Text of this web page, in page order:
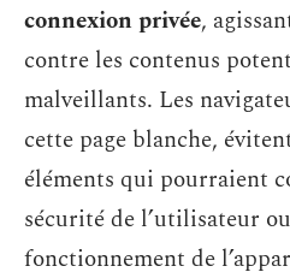
connexion privée,
contre les contenus
malveillants. Les
cette page blanche,
éléments qui pourraient
sécurité de l’utilisateur
fonctionnement de